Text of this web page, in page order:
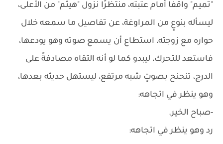
"تميم" واقفًا أمام عتبته، منتظرًا نزول "هيثم" من الأعلى،
ليسأله بنوعٍ من المراوغة، عن تفاصيل ما سمعه خلال
حواره مع زوجته، استطاع أن يسمع صوته وهو يودعها،
فاستعد للتحرك، ليبدو كما لو أنه التقاه مصادفةً على
الدرج، تنحنح بصوتٍ شبه مرتفع، ليستهل حديثه بعدها،
وهو ينظر في اتجاهه:
-صباح الخير.
رد وهو ينظر في اتجاهه: